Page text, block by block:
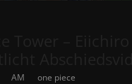
AM one piece